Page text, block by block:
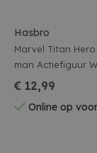
Hasbro
Marvel Titan Hero
man Actiefiguur
30cm
€ 12,99
Online op